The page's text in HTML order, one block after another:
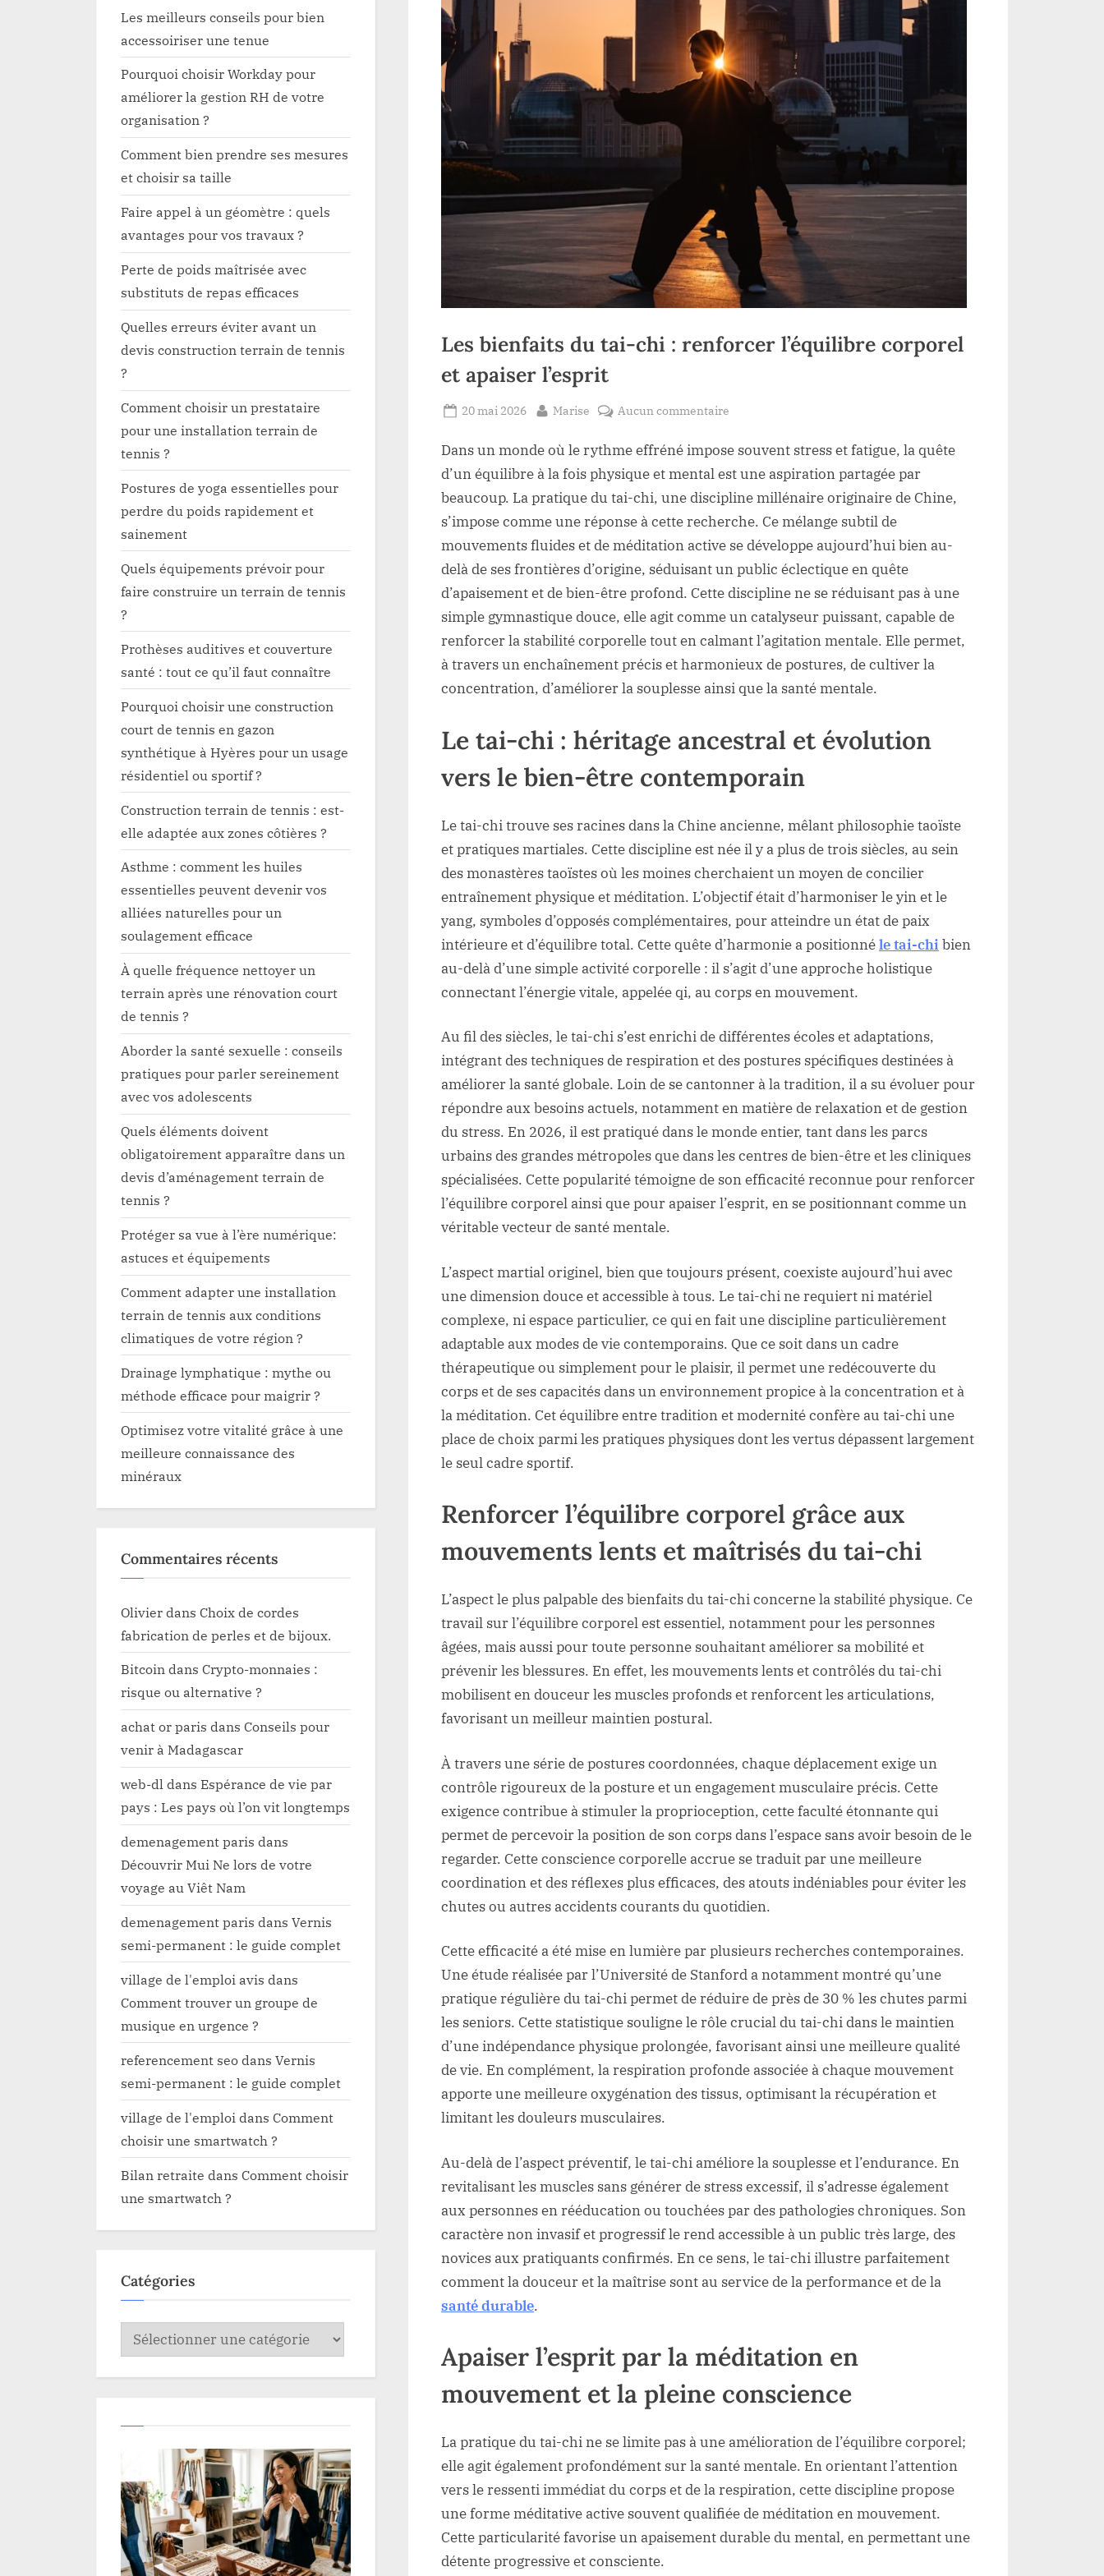
Les bienfaits du tai-chi : renforcer l’équilibre corporel
et apaiser l’esprit
Posted
20 mai 2026 By
Marise Aucun commentaire
bienfaits
du
tai-
chi
renforcer
l’équilibre
corporel
et
apaiser
l’esprit
Dans un monde où le rythme effréné impose souvent stress et fatigue, la quête
d’un équilibre à la fois physique et mental est une aspiration partagée par
beaucoup. La pratique du tai-chi, une discipline millénaire originaire de Chine,
s’impose comme une réponse à cette recherche. Ce mélange subtil de
mouvements fluides et de méditation active se développe aujourd’hui bien au-
delà de ses frontières d’origine, séduisant un public éclectique en quête
d’apaisement et de bien-être profond. Cette discipline ne se réduisant pas à une
simple gymnastique douce, elle agit comme un catalyseur puissant, capable de
renforcer la stabilité corporelle tout en calmant l’agitation mentale. Elle permet,
à travers un enchaînement précis et harmonieux de postures, de cultiver la
concentration, d’améliorer la souplesse ainsi que la santé mentale.
Le tai-chi : héritage ancestral et évolution
vers le bien-être contemporain
Le tai-chi trouve ses racines dans la Chine ancienne, mêlant philosophie taoïste
et pratiques martiales. Cette discipline est née il y a plus de trois siècles, au sein
des monastères taoïstes où les moines cherchaient un moyen de concilier
entraînement physique et méditation. L’objectif était d’harmoniser le yin et le
yang, symboles d’opposés complémentaires, pour atteindre un état de paix
intérieure et d’équilibre total. Cette quête d’harmonie a positionnéle tai-chi bien
au-delà d’une simple activité corporelle : il s’agit d’une approche holistique
connectant l’énergie vitale, appelée qi, au corps en mouvement.
Au fil des siècles, le tai-chi s’est enrichi de différentes écoles et adaptations,
intégrant des techniques de respiration et des postures spécifiques destinées à
améliorer la santé globale. Loin de se cantonner à la tradition, il a su évoluer pour
répondre aux besoins actuels, notamment en matière de relaxation et de gestion
du stress. En 2026, il est pratiqué dans le monde entier, tant dans les parcs
urbains des grandes métropoles que dans les centres de bien-être et les cliniques
spécialisées. Cette popularité témoigne de son efficacité reconnue pour renforcer
l’équilibre corporel ainsi que pour apaiser l’esprit, en se positionnant comme un
véritable vecteur de santé mentale.
L’aspect martial originel, bien que toujours présent, coexiste aujourd’hui avec
une dimension douce et accessible à tous. Le tai-chi ne requiert ni matériel
complexe, ni espace particulier, ce qui en fait une discipline particulièrement
adaptable aux modes de vie contemporains. Que ce soit dans un cadre
thérapeutique ou simplement pour le plaisir, il permet une redécouverte du
corps et de ses capacités dans un environnement propice à la concentration et à
la méditation. Cet équilibre entre tradition et modernité confère au tai-chi une
place de choix parmi les pratiques physiques dont les vertus dépassent largement
le seul cadre sportif.
Renforcer l’équilibre corporel grâce aux
mouvements lents et maîtrisés du tai-chi
L’aspect le plus palpable des bienfaits du tai-chi concerne la stabilité physique. Ce
travail sur l’équilibre corporel est essentiel, notamment pour les personnes
âgées, mais aussi pour toute personne souhaitant améliorer sa mobilité et
prévenir les blessures. En effet, les mouvements lents et contrôlés du tai-chi
mobilisent en douceur les muscles profonds et renforcent les articulations,
favorisant un meilleur maintien postural.
À travers une série de postures coordonnées, chaque déplacement exige un
contrôle rigoureux de la posture et un engagement musculaire précis. Cette
exigence contribue à stimuler la proprioception, cette faculté étonnante qui
permet de percevoir la position de son corps dans l’espace sans avoir besoin de le
regarder. Cette conscience corporelle accrue se traduit par une meilleure
coordination et des réflexes plus efficaces, des atouts indéniables pour éviter les
chutes ou autres accidents courants du quotidien.
Cette efficacité a été mise en lumière par plusieurs recherches contemporaines.
Une étude réalisée par l’Université de Stanford a notamment montré qu’une
pratique régulière du tai-chi permet de réduire de près de 30 % les chutes parmi
les seniors. Cette statistique souligne le rôle crucial du tai-chi dans le maintien
d’une indépendance physique prolongée, favorisant ainsi une meilleure qualité
de vie. En complément, la respiration profonde associée à chaque mouvement
apporte une meilleure oxygénation des tissus, optimisant la récupération et
limitant les douleurs musculaires.
Au-delà de l’aspect préventif, le tai-chi améliore la souplesse et l’endurance. En
revitalisant les muscles sans générer de stress excessif, il s’adresse également
aux personnes en rééducation ou touchées par des pathologies chroniques. Son
caractère non invasif et progressif le rend accessible à un public très large, des
novices aux pratiquants confirmés. En ce sens, le tai-chi illustre parfaitement
comment la douceur et la maîtrise sont au service de la performance et de la
santé durable.
Apaiser l’esprit par la méditation en
mouvement et la pleine conscience
La pratique du tai-chi ne se limite pas à une amélioration de l’équilibre corporel;
elle agit également profondément sur la santé mentale. En orientant l’attention
vers le ressenti immédiat du corps et de la respiration, cette discipline propose
une forme méditative active souvent qualifiée de méditation en mouvement.
Cette particularité favorise un apaisement durable du mental, en permettant une
détente progressive et consciente.
Les meilleurs conseils pour bien
accessoiriser une tenue
Pourquoi choisir Workday pour
améliorer la gestion RH de votre
organisation ?
Comment bien prendre ses mesures
et choisir sa taille
Faire appel à un géomètre : quels
avantages pour vos travaux ?
Perte de poids maîtrisée avec
substituts de repas efficaces
Quelles erreurs éviter avant un
devis construction terrain de tennis
?
Comment choisir un prestataire
pour une installation terrain de
tennis ?
Postures de yoga essentielles pour
perdre du poids rapidement et
sainement
Quels équipements prévoir pour
faire construire un terrain de tennis
?
Prothèses auditives et couverture
santé : tout ce qu’il faut connaître
Pourquoi choisir une construction
court de tennis en gazon
synthétique à Hyères pour un usage
résidentiel ou sportif ?
Construction terrain de tennis : est-
elle adaptée aux zones côtières ?
Asthme : comment les huiles
essentielles peuvent devenir vos
alliées naturelles pour un
soulagement efficace
À quelle fréquence nettoyer un
terrain après une rénovation court
de tennis ?
Aborder la santé sexuelle : conseils
pratiques pour parler sereinement
avec vos adolescents
Quels éléments doivent
obligatoirement apparaître dans un
devis d’aménagement terrain de
tennis ?
Protéger sa vue à l’ère numérique:
astuces et équipements
Comment adapter une installation
terrain de tennis aux conditions
climatiques de votre région ?
Drainage lymphatique : mythe ou
méthode efficace pour maigrir ?
Optimisez votre vitalité grâce à une
meilleure connaissance des
minéraux
Commentaires récents
Olivierdans Choix de cordes
fabrication de perles et de bijoux.
Bitcoindans Crypto-monnaies :
risque ou alternative ?
achat or paris dans Conseils pour
venir à Madagascar
web-dldans Espérance de vie par
pays : Les pays où l’on vit longtemps
demenagement paris dans
Découvrir Mui Ne lors de votre
voyage au Viêt Nam
demenagement paris dans Vernis
semi-permanent : le guide complet
village de l'emploi avis dans
Comment trouver un groupe de
musique en urgence ?
referencement seodans Vernis
semi-permanent : le guide complet
village de l'emploi dans Comment
choisir une smartwatch ?
Bilan retraite dans Comment choisir
une smartwatch ?
Catégories
Catégories